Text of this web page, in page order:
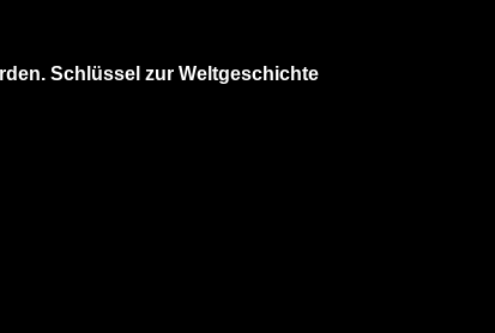
Schlüssel zur Weltgeschichte